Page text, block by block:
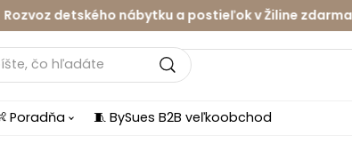
nábytku a postieľok v Žiline zdarma •
Poradňa 🧵 BySues B2B veľkoobchod